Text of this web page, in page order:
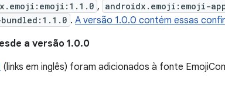
, androidx.emoji:emoji-
. A versão 1.0.0 contém essas
a versão 1.0.0
(links em inglês) foram adicionados à fonte